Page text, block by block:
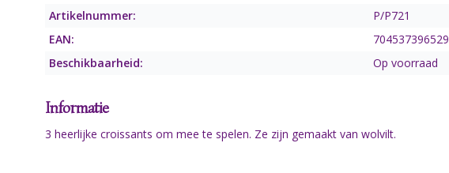
Artikelnummer:
P/P721
EAN:
704537396529
Beschikbaarheid:
Op voorraad
Informatie
3 heerlijke croissants om mee te spelen. Ze zijn gemaakt van wolvilt.